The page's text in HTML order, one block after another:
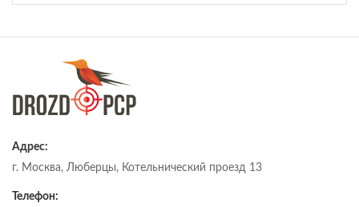
Адрес:
г. Москва, Люберцы, Котельнический проезд 13
Телефон: